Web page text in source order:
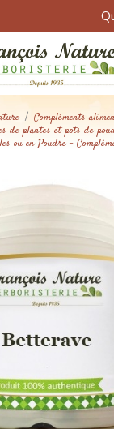
Compléments
de plantes et pots de
ou en Poudre -